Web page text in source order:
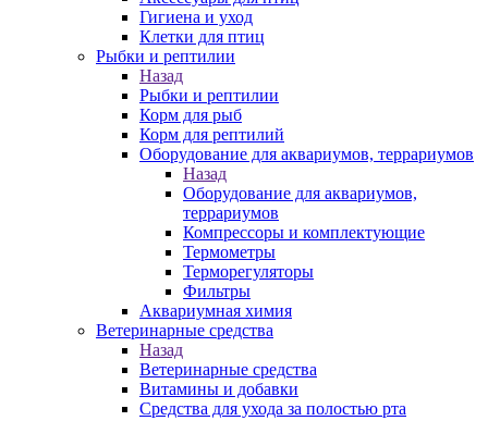
Гигиена и уход
Клетки для птиц
Рыбки и рептилии
Назад
Рыбки и рептилии
Корм для рыб
Корм для рептилий
Оборудование для аквариумов, террариумов
Назад
Оборудование для аквариумов,
террариумов
Компрессоры и комплектующие
Термометры
Терморегуляторы
Фильтры
Аквариумная химия
Ветеринарные средства
Назад
Ветеринарные средства
Витамины и добавки
Средства для ухода за полостью рта